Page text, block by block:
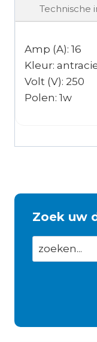
Technische
Amp (A): 16
Kleur:
Volt (V): 250
Polen: 1w
Zoek uw